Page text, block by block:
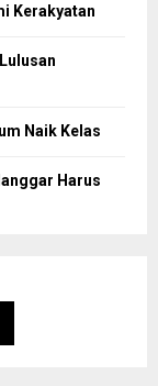
Kerakyatan
Naik Kelas
Harus